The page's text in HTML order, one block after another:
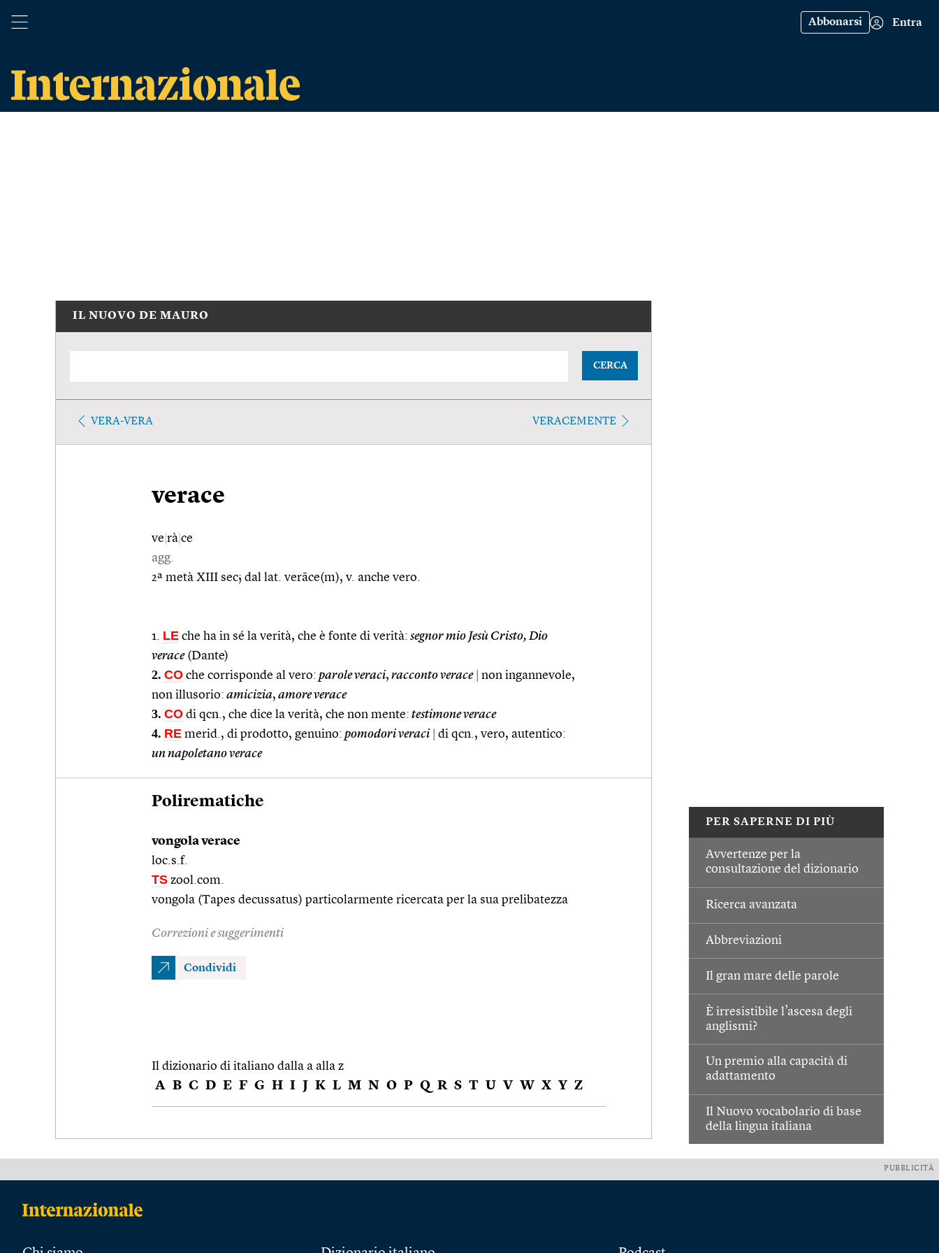
Abbonarsi Entra
PER SAPERNE DI PIÙ
Avvertenze per la
consultazione del dizionario
Ricerca avanzata
Abbreviazioni
Il gran mare delle parole
È irresistibile l’ascesa degli
anglismi?
Un premio alla capacità di
adattamento
Il Nuovo vocabolario di base
della lingua italiana
IL NUOVO DE MAURO
CERCA
VERA-VERA VERACEMENTE
verace
ve rà ce
agg.
2ª metà XIII sec; dal lat. verāce(m), v. anche vero.
1. LE che ha in sé la verità, che è fonte di verità: segnor mio Jesù Cristo, Dio
verace(Dante)
2. CO che corrisponde al vero: parole veraci, racconto verace
non ingannevole,
non illusorio: amicizia, amore verace
3. CO di qcn., che dice la verità, che non mente: testimone verace
4. RE merid., di prodotto, genuino: pomodori veraci
di qcn., vero, autentico:
un napoletano verace
Polirematiche
vongola verace
loc.s.f.
TS zool.com.
vongola (Tapes decussatus) particolarmente ricercata per la sua prelibatezza
Correzioni e suggerimenti
Condividi
Il dizionario di italiano dalla a alla z
A B C D E F G H I J K L M N O P Q R S T U V W X Y Z
PUBBLICITÀ